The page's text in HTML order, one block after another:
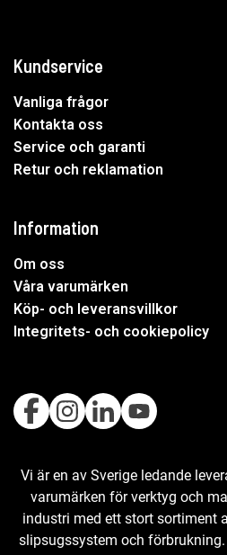
Kundservice
Vanliga frågor
Kontakta oss
Service och garanti
Retur och reklamation
Information
Om oss
Våra varumärken
Köp- och leveransvillkor
Integritets- och cookiepolicy
Vi är en av Sverige ledande
varumärken för verktyg och
industri med ett stort sortiment
slipsugssystem och